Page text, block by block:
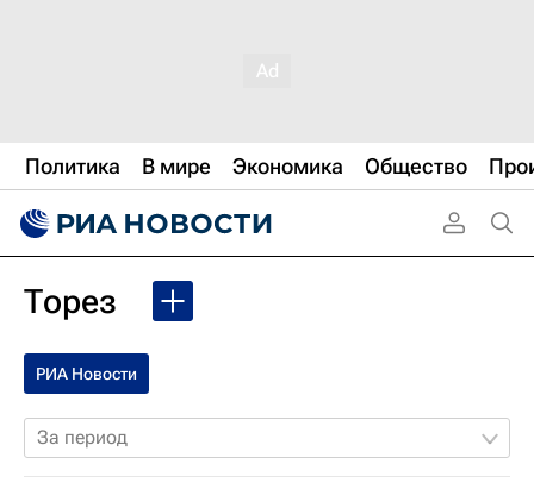
Политика В мире Экономика Общество
Торез
РИА Новости
За период